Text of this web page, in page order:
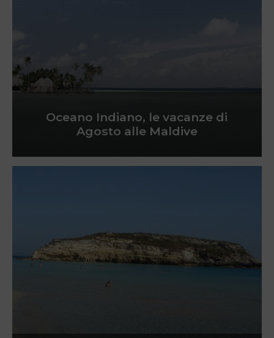
Oceano Indiano, le vacanze di
Agosto alle Maldive